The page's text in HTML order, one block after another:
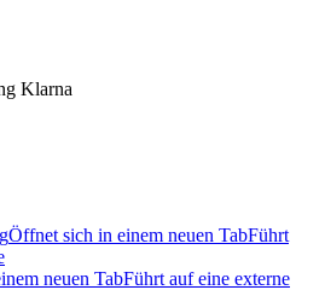
Öffnet sich in einem neuen TabFührt
neuen TabFührt auf eine externe